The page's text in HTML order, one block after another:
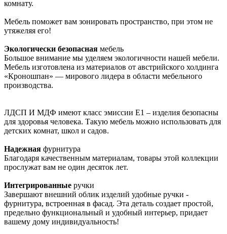
комнату.
Мебель поможет вам зонировать пространство, при этом не
утяжеляя его!
Экологически безопасная мебель
Большое внимание мы уделяем экологичности нашей мебели.
Мебель изготовлена из материалов от австрийского холдинга
«Кроношпан» — мирового лидера в области мебельного
производства.
ЛДСП И МДФ имеют класс эмиссии Е1 – изделия безопасны
для здоровья человека. Такую мебель можно использовать для
детских комнат, школ и садов.
Надежная фурнитура
Благодаря качественным материалам, товары этой коллекции
прослужат вам не один десяток лет.
Интегрированные ручки
Завершают внешний облик изделий удобные ручки -
фурнитура, встроенная в фасад. Эта деталь создает простой,
предельно функциональный и удобный интерьер, придает
вашему дому индивидуальность!